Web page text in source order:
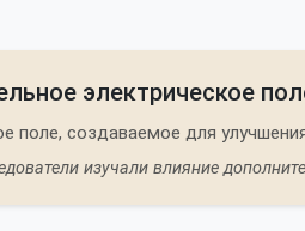
электрическое
поле, создаваемое для
изучали влияние